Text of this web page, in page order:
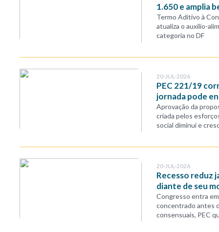
1.650 e amplia
Termo Aditivo à
atualiza o auxílio-
categoria no DF
20-JUL-2026
PEC 221/19
jornada pode
Aprovação da
criada pelos
social diminui e
20-JUL-2026
Recesso reduz
diante de seu
Congresso entra
concentrado antes
consensuais, PEC